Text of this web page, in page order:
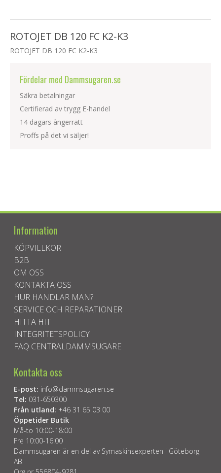
ROTOJET DB 120 FC K2-K3
ROTOJET DB 120 FC K2-K3
Fördelar med Dammsugaren.se
Säkra betalningar
Certifierad av trygg E-handel
14 dagars ångerrätt
Proffs på det vi säljer!
Information
KÖPVILLKOR
B2B
OM OSS
KONTAKTA OSS
HUR HANDLAR MAN?
SERVICE OCH REPARATIONER
HITTA HIT
INTEGRITETSPOLICY
FAQ CENTRALDAMMSUGARE
Kontakta oss
E-post: info@dammsugaren.se
Tel: 031-650300
Från utland: +46 31 65 03 00
Öppetider Butik
Må-to 10:00-18:00
Fre 10:00-16:00
Dammsugaren är en del av Symaskinsexperten i Göteborg
AB